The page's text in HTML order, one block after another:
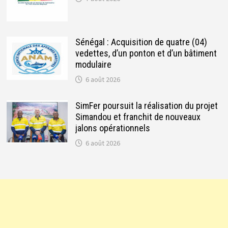
Sénégal : Acquisition de quatre (04)
vedettes, d’un ponton et d’un bâtiment
modulaire
6 août 2026
SimFer poursuit la réalisation du projet
Simandou et franchit de nouveaux
jalons opérationnels
6 août 2026